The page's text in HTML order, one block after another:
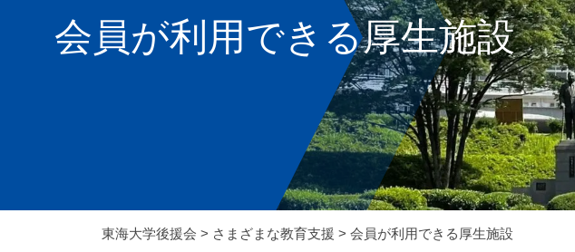
会員が利用できる厚生施設
東海大学後援会 > さまざまな教育支援 > 会員が利用できる厚生施設